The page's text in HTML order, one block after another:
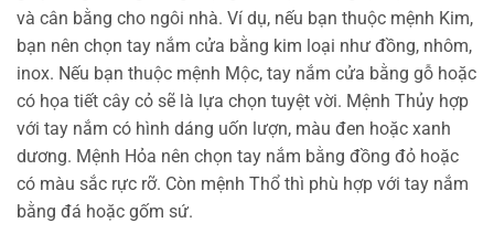
và cân bằng cho ngôi nhà. Ví dụ, nếu bạn thuộc mệnh Kim,
bạn nên chọn tay nắm cửa bằng kim loại như đồng, nhôm,
inox. Nếu bạn thuộc mệnh Mộc, tay nắm cửa bằng gỗ hoặc
có họa tiết cây cỏ sẽ là lựa chọn tuyệt vời. Mệnh Thủy hợp
với tay nắm có hình dáng uốn lượn, màu đen hoặc xanh
dương. Mệnh Hỏa nên chọn tay nắm bằng đồng đỏ hoặc
có màu sắc rực rỡ. Còn mệnh Thổ thì phù hợp với tay nắm
bằng đá hoặc gốm sứ.